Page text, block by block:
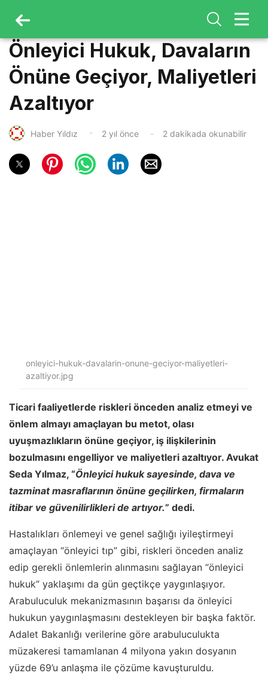
Önleyici Hukuk, Davaların
Önüne Geçiyor, Maliyetleri
Azaltıyor
Haber Yıldız 2 yıl önce 2 dakikada okunabilir
onleyici-hukuk-davalarin-onune-geciyor-maliyetleri-
azaltiyor.jpg
Ticari faaliyetlerde riskleri önceden analiz etmeyi ve
önlem almayı amaçlayan bu metot, olası
uyuşmazlıkların önüne geçiyor, iş ilişkilerinin
bozulmasını engelliyor ve maliyetleri azaltıyor. Avukat
Seda Yılmaz, “Önleyici hukuk sayesinde, dava ve
tazminat masraflarının önüne geçilirken, firmaların
itibar ve güvenilirlikleri de artıyor.” dedi.
Hastalıkları önlemeyi ve genel sağlığı iyileştirmeyi
amaçlayan “önleyici tıp” gibi, riskleri önceden analiz
edip gerekli önlemlerin alınmasını sağlayan “önleyici
hukuk” yaklaşımı da gün geçtikçe yaygınlaşıyor.
Arabuluculuk mekanizmasının başarısı da önleyici
hukukun yaygınlaşmasını destekleyen bir başka faktör.
Adalet Bakanlığı verilerine göre arabuluculukta
müzakeresi tamamlanan 4 milyona yakın dosyanın
yüzde 69’u anlaşma ile çözüme kavuşturuldu.